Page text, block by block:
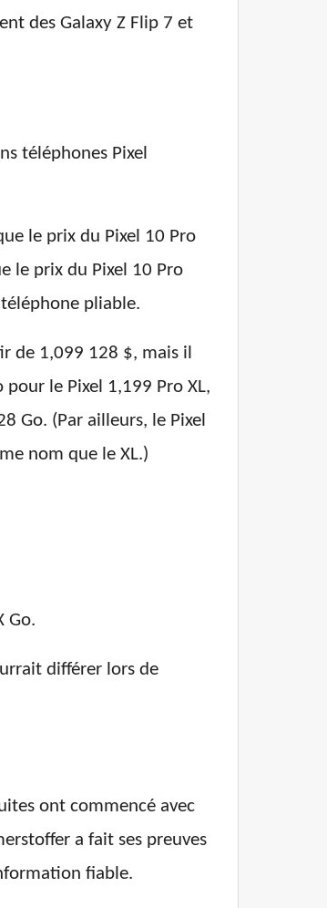
des Galaxy Z Flip 7 et
téléphones Pixel
le prix du Pixel 10 Pro
le prix du Pixel 10 Pro
pliable.
de 1,099 128 $, mais il
le Pixel 1,199 Pro XL,
Go. (Par ailleurs, le Pixel
nom que le XL.)
Go.
différer lors de
ont commencé avec
a fait ses preuves
fiable.